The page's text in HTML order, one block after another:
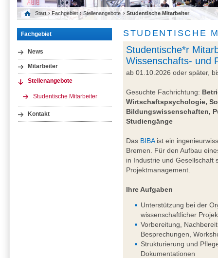
Start › Fachgebiet ›Stellenangebote › Studentische Mitarbeiter
Fachgebiet
News
Mitarbeiter
Stellenangebote
Studentische Mitarbeiter
Kontakt
STUDENTISCHE
Studentische*r
Wissenschafts- und
ab 01.10.2026 oder später,
Gesuchte Fachrichtung:
Wirtschaftspsychologie,
Bildungswissenschaften,
Studiengänge
Das BIBAist ein
Bremen. Für den Aufbau
in Industrie und Gesellschaft
Projektmanagement.
Ihre Aufgaben
Unterstützung bei der
wissenschaftlicher
Vorbereitung,
Besprechungen,
Strukturierung und
Dokumentationen